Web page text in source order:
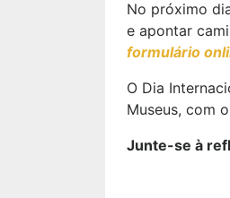
No próximo
e apontar
formulário
O Dia
Museus, com
Junte-se à